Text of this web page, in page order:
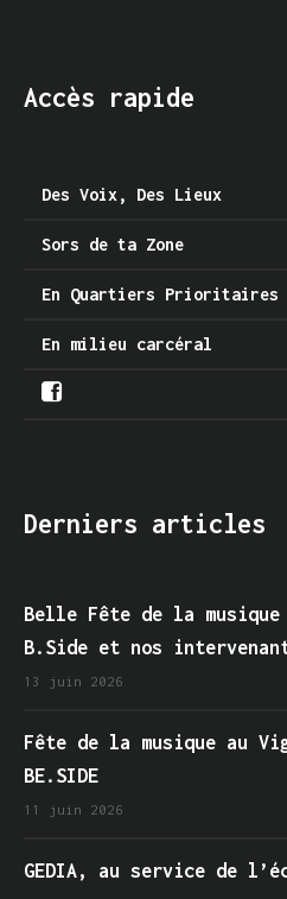
Accès rapide
Des Voix, Des Lieux
Sors de ta Zone
En Quartiers Prioritaires
En milieu carcéral
Derniers articles
Belle Fête de la
B.Side et nos
13 juin 2026
Fête de la musique au
BE.SIDE
11 juin 2026
GEDIA, au service de